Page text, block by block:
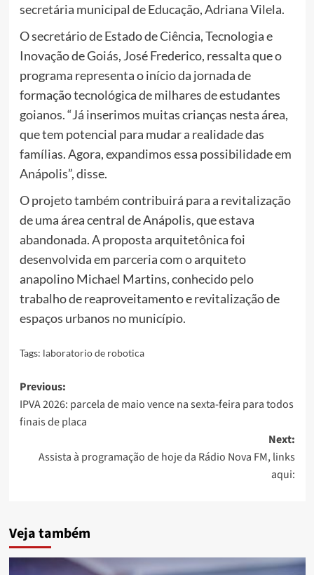
secretária municipal de Educação, Adriana Vilela.
O secretário de Estado de Ciência, Tecnologia e
Inovação de Goiás, José Frederico, ressalta que o
programa representa o início da jornada de
formação tecnológica de milhares de estudantes
goianos. “Já inserimos muitas crianças nesta área,
que tem potencial para mudar a realidade das
famílias. Agora, expandimos essa possibilidade em
Anápolis”, disse.
O projeto também contribuirá para a revitalização
de uma área central de Anápolis, que estava
abandonada. A proposta arquitetônica foi
desenvolvida em parceria com o arquiteto
anapolino Michael Martins, conhecido pelo
trabalho de reaproveitamento e revitalização de
espaços urbanos no município.
Tags: laboratorio de robotica
Post
navigation
Previous:
IPVA 2026: parcela de maio vence na sexta-feira para todos
finais de placa
Next:
Assista à programação de hoje da Rádio Nova FM, links
aqui:
Veja também